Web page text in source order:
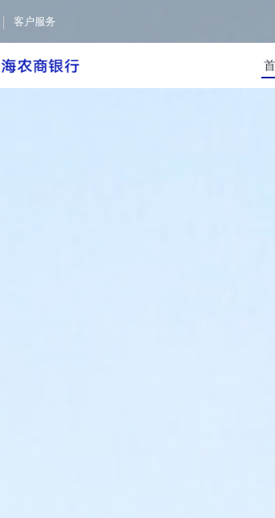
客户服务